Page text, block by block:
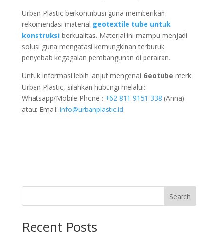
Urban Plastic berkontribusi guna memberikan
rekomendasi material geotextile tube untuk
konstruksiberkualitas. Material ini mampu menjadi
solusi guna mengatasi kemungkinan terburuk
penyebab kegagalan pembangunan di perairan.
Untuk informasi lebih lanjut mengenai Geotube merk
Urban Plastic, silahkan hubungi melalui:
Whatsapp/Mobile Phone : +62 811 9151 338 (Anna)
atau: Email: info@urbanplastic.id
Search
Recent Posts